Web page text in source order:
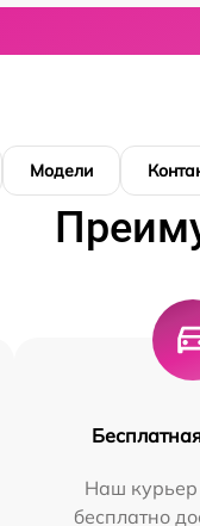
Модели
Наш
бесплатно